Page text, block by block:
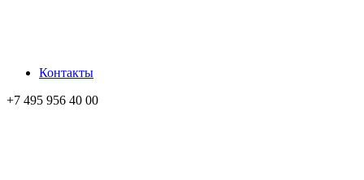
Контакты
+7 495 956 40 00